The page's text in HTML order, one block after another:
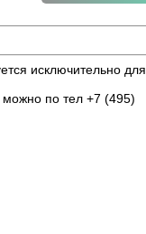
исключительно для
можно по тел +7 (495)